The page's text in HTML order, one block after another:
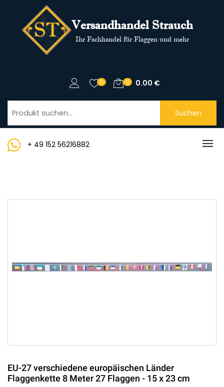
Versandhandel Strauch
Ihr Fachhandel für Flaggen und mehr
0 0 0.00 €
Suchen
+ 49 152 56216882
EU-27 verschiedene europäischen Länder
Flaggenkette 8 Meter 27 Flaggen - 15 x 23 cm